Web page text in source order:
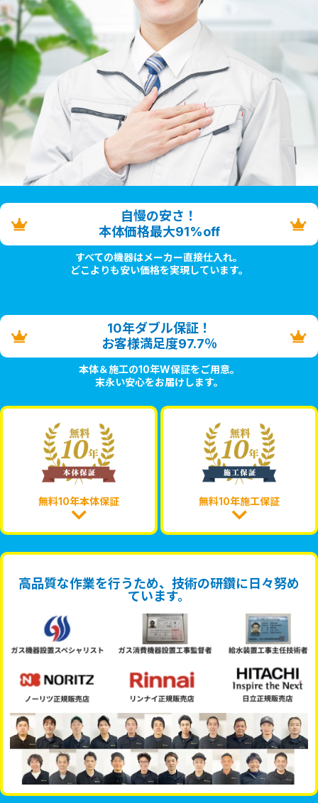
自慢の安さ！
本体価格最大91%off
すべての機器はメーカー直接仕入れ。
どこよりも安い価格を実現しています。
10年ダブル保証！
お客様満足度97.7％
本体＆施工の10年W保証をご用意。
末永い安心をお届けします。
無料10年本体保証 無料10年施工保証
高品質な作業を行うため、技術の研鑽に日々努め
ています。